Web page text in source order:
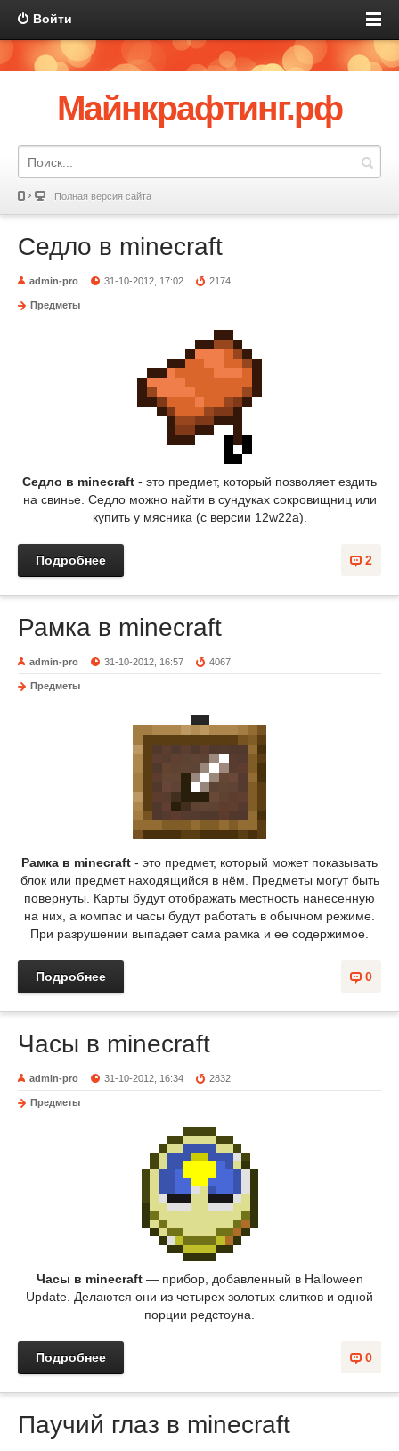
Войти
Майнкрафтинг.рф
Полная версия сайта
Седло в minecraft
admin-pro 31-10-2012, 17:02 2174
Предметы
Седло в minecraft - это предмет, который позволяет ездить
на свинье. Седло можно найти в сундуках сокровищниц или
купить у мясника (с версии 12w22a).
2
Подробнее
Рамка в minecraft
admin-pro 31-10-2012, 16:57 4067
Предметы
Рамка в minecraft - это предмет, который может показывать
блок или предмет находящийся в нём. Предметы могут быть
повернуты. Карты будут отображать местность нанесенную
на них, а компас и часы будут работать в обычном режиме.
При разрушении выпадает сама рамка и ее содержимое.
0
Подробнее
Часы в minecraft
admin-pro 31-10-2012, 16:34 2832
Предметы
Часы в minecraft— прибор, добавленный в Halloween
Update. Делаются они из четырех золотых слитков и одной
порции редстоуна.
0
Подробнее
Паучий глаз в minecraft